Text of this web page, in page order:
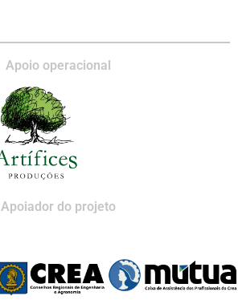
Apoio operacional
Apoiador do projeto